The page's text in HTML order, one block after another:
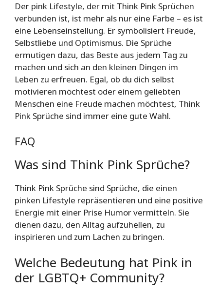
Der pink Lifestyle, der mit Think Pink Sprüchen
verbunden ist, ist mehr als nur eine Farbe – es ist
eine Lebenseinstellung. Er symbolisiert Freude,
Selbstliebe und Optimismus. Die Sprüche
ermutigen dazu, das Beste aus jedem Tag zu
machen und sich an den kleinen Dingen im
Leben zu erfreuen. Egal, ob du dich selbst
motivieren möchtest oder einem geliebten
Menschen eine Freude machen möchtest, Think
Pink Sprüche sind immer eine gute Wahl.
FAQ
Was sind Think Pink Sprüche?
Think Pink Sprüche sind Sprüche, die einen
pinken Lifestyle repräsentieren und eine positive
Energie mit einer Prise Humor vermitteln. Sie
dienen dazu, den Alltag aufzuhellen, zu
inspirieren und zum Lachen zu bringen.
Welche Bedeutung hat Pink in
der LGBTQ+ Community?